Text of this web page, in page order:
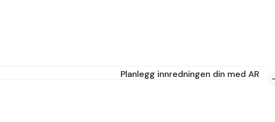
Planlegg innredningen din med AR